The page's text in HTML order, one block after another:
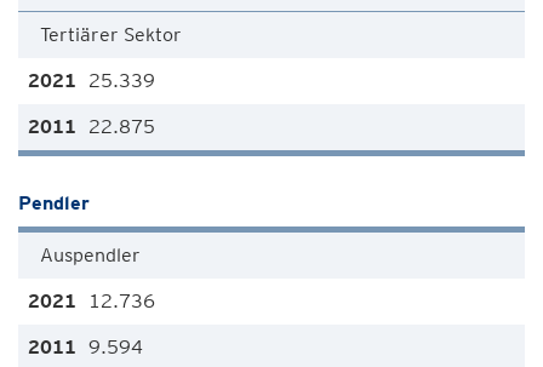
Tertiärer Sektor
25.339
22.875
Pendler
Auspendler
12.736
9.594